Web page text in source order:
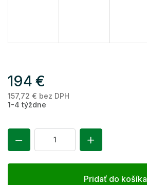
194 €
157,72 € bez DPH
1-4 týždne
Pridať do košíka